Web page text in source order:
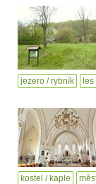
jezero / rybník les
kostel / kaple